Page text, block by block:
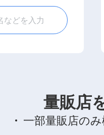
量販店
一部量販店の